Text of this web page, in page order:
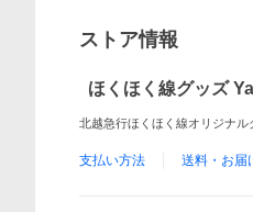
ストア情報
ほくほく線グッズ
北越急行ほくほく線オリジナル
支払い方法 送料・お届